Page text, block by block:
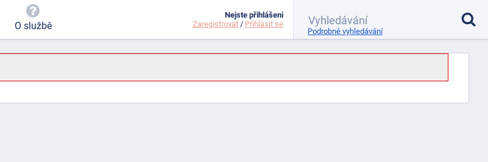
O službě
Nejste přihlášeni
Zaregistrovat / Přihlásit se
Podrobné vyhledávání